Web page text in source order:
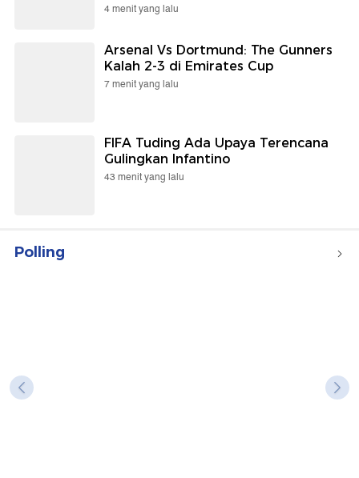
4 menit yang lalu
Arsenal Vs Dortmund: The Gunners
Kalah 2-3 di Emirates Cup
7 menit yang lalu
FIFA Tuding Ada Upaya Terencana
Gulingkan Infantino
43 menit yang lalu
Polling